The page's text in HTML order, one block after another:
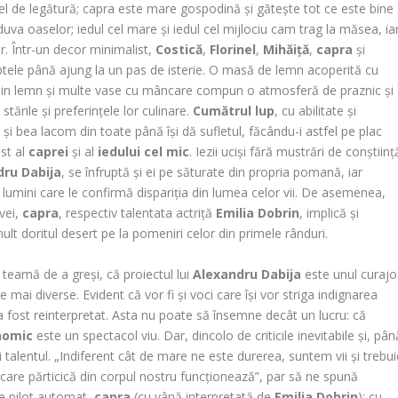
de legătură; capra este mare gospodină și gătește tot ce este bine
oaselor; iedul cel mare și iedul cel mijlociu cam trag la măsea,
Într-un decor minimalist, Costică, Florinel, Mihăiță, capra și
până ajung la un pas de isterie. O masă de lemn acoperită cu
lemn și multe vase cu mâncare compun o atmosferă de praznic și
și preferințele lor culinare. Cumătrul lup, cu abilitate și
bea lacom din toate până își dă sufletul, făcându-i astfel pe plac
al caprei și al iedului cel mic. Iezii uciși fără mustrări de
Dabija, se înfruptă și ei pe săturate din propria pomană, iar
care le confirmă dispariția din lumea celor vii. De asemenea,
capra, respectiv talentata actriță Emilia Dobrin, implică și
doritul desert pe la pomeniri celor din primele rânduri.
de a greși, că proiectul luiAlexandru Dabija este unul
diverse. Evident că vor fi și voci care își vor striga indignarea
fost reinterpretat. Asta nu poate să însemne decât un lucru: că
este un spectacol viu. Dar, dincolo de criticile inevitabile și,
„Indiferent cât de mare ne este durerea, suntem vii și
părticică din corpul nostru funcționează”, par să ne spună